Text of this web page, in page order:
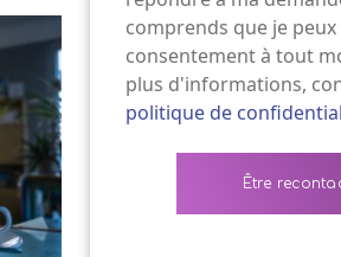
comprends que je
consentement à tout
plus d'informations,
politique de